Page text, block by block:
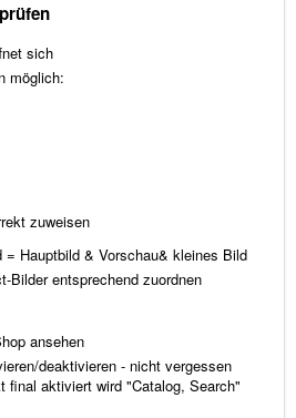
sich
möglich:
zuweisen
= Hauptbild & Vorschau& kleines Bild
Bilder entsprechend zuordnen
ansehen
deaktivieren - nicht vergessen
final aktiviert wird "Catalog, Search"